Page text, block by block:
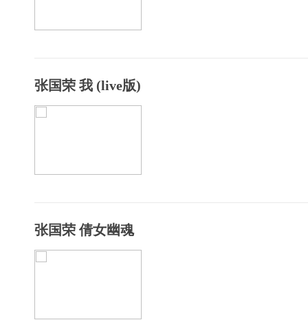
张国荣 我 (live版)
张国荣 倩女幽魂